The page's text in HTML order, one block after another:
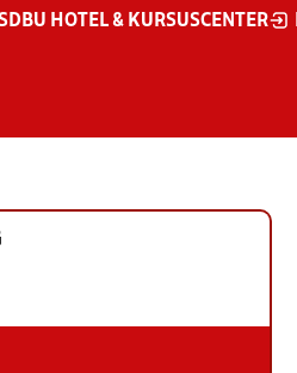
DBU HOTEL & KURSUSCENTER